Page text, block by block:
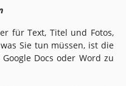
für Text, Titel und Fotos,
Sie tun müssen, ist die
Docs oder Word zu